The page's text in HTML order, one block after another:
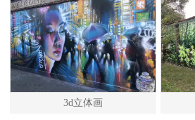
3d立体画